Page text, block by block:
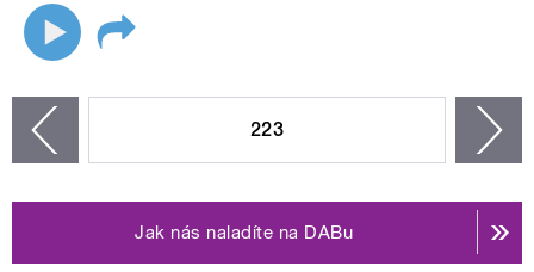
223
Jak nás naladíte na DABu